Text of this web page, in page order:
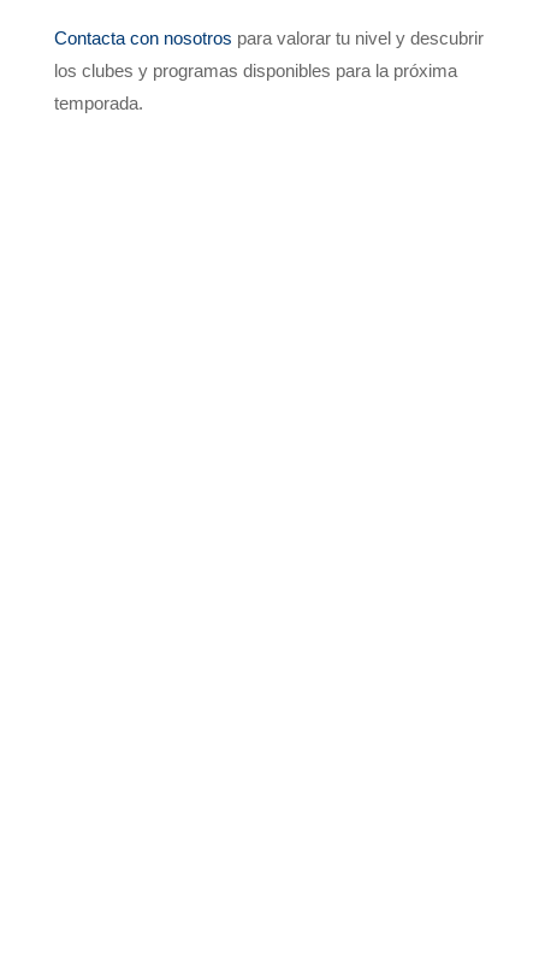
Contacta con nosotros para valorar tu nivel y descubrir
los clubes y programas disponibles para la próxima
temporada.